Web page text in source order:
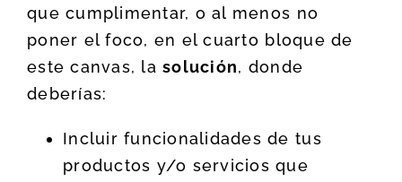
que cumplimentar, o al menos no
poner el foco, en el cuarto bloque de
este canvas, lasolución, donde
deberías:
Incluir funcionalidades de tus
productos y/o servicios que